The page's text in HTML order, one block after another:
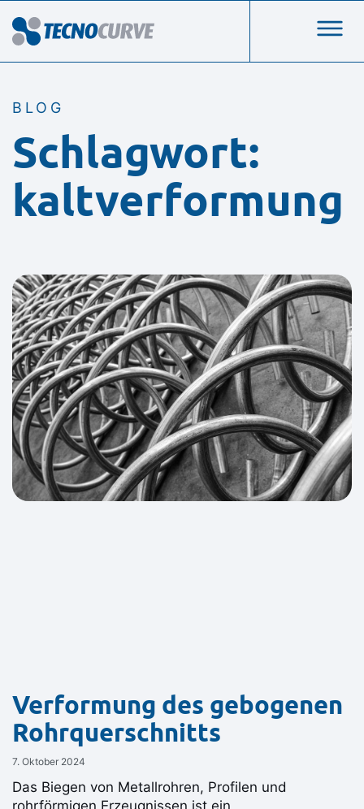
BLOG
Schlagwort:
kaltverformung
Verformung des gebogenen
Rohrquerschnitts
7. Oktober 2024
Das Biegen von Metallrohren, Profilen und
rohrförmigen Erzeugnissen ist ein